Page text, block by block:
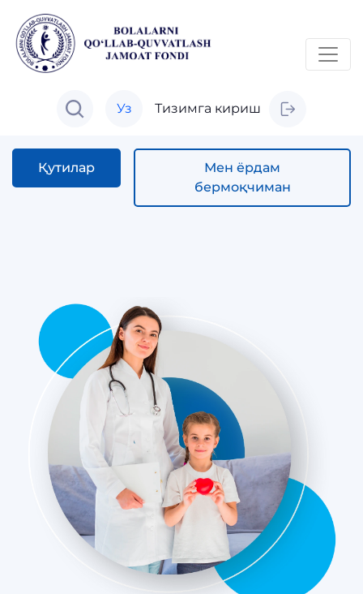
Уз Тизимга кириш
Қутилар
Мен ёрдам
бермоқчиман